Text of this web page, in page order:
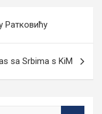
Ратковићу
sa Srbima s KiM